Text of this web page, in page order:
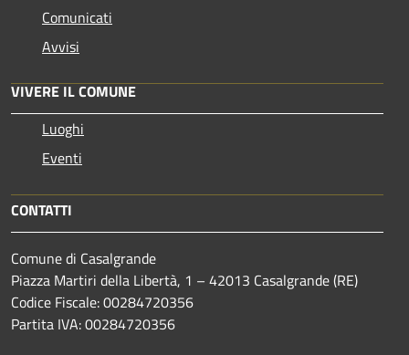
Comunicati
Avvisi
VIVERE IL COMUNE
Luoghi
Eventi
CONTATTI
Comune di Casalgrande
Piazza Martiri della Libertà, 1 – 42013 Casalgrande (RE)
Codice Fiscale: 00284720356
Partita IVA: 00284720356